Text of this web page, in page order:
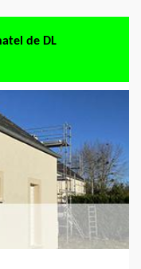
de DL